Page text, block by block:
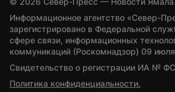
Информационное агентство «Север-
зарегистрировано в Федеральной
сфере связи, информационных
коммуникаций (Роскомнадзор) 09
Свидетельство о регистрации ИА №
Политика конфиденциальности.